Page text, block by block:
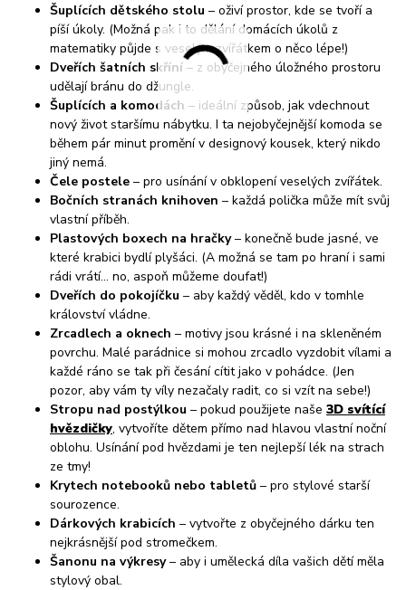
Šuplících dětského stolu – oživí prostor, kde se tvoří a
píší úkoly. (Možná pak i to dělání domácích úkolů z
matematiky půjde s veselým zvířátkem o něco lépe!)
Dveřích šatních skříní – z obyčejného úložného prostoru
udělají bránu do džungle.
Šuplících a komodách – ideální způsob, jak vdechnout
nový život staršímu nábytku. I ta nejobyčejnější komoda se
během pár minut promění v designový kousek, který nikdo
jiný nemá.
Čele postele – pro usínání v obklopení veselých zvířátek.
Bočních stranách knihoven – každá polička může mít svůj
vlastní příběh.
Plastových boxech na hračky– konečně bude jasné, ve
které krabici bydlí plyšáci. (A možná se tam po hraní i sami
rádi vrátí... no, aspoň můžeme doufat!)
Dveřích do pokojíčku – aby každý věděl, kdo v tomhle
království vládne.
Zrcadlech a oknech – motivy jsou krásné i na skleněném
povrchu. Malé parádnice si mohou zrcadlo vyzdobit vílami a
každé ráno se tak při česání cítit jako v pohádce. (Jen
pozor, aby vám ty víly nezačaly radit, co si vzít na sebe!)
Stropu nad postýlkou – pokud použijete naše 3D svítící
hvězdičky, vytvoříte dětem přímo nad hlavou vlastní noční
oblohu. Usínání pod hvězdami je ten nejlepší lék na strach
ze tmy!
Krytech notebooků nebo tabletů – pro stylové starší
sourozence.
Dárkových krabicích – vytvořte z obyčejného dárku ten
nejkrásnější pod stromečkem.
Šanonu na výkresy– aby i umělecká díla vašich dětí měla
stylový obal.